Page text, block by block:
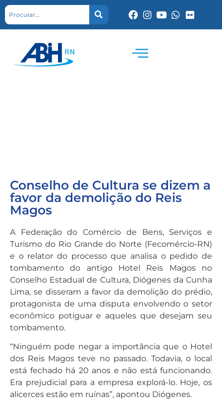
Conselho de Cultura se dizem a
favor da demolição do Reis
Magos
A Federação do Comércio de Bens, Serviços e
Turismo do Rio Grande do Norte (Fecomércio-RN)
e o relator do processo que analisa o pedido de
tombamento do antigo Hotel Reis Magos no
Conselho Estadual de Cultura, Diógenes da Cunha
Lima, se disseram a favor da demolição do prédio,
protagonista de uma disputa envolvendo o setor
econômico potiguar e aqueles que desejam seu
tombamento.
“Ninguém pode negar a importância que o Hotel
dos Reis Magos teve no passado. Todavia, o local
está fechado há 20 anos e não está funcionando.
Era prejudicial para a empresa explorá-lo. Hoje, os
alicerces estão em ruínas”, apontou Diógenes.